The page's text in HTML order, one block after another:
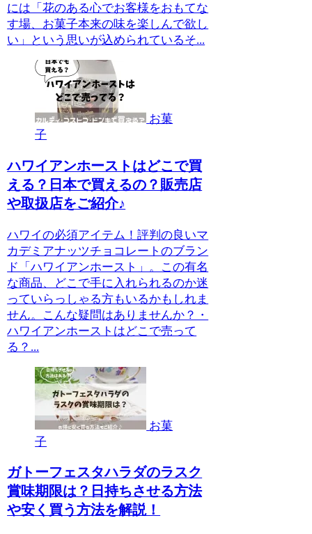
には「花のある心でお客様をおもてな
す場、お菓子本来の味を楽しんで欲し
い」という思いが込められているそ...
お菓
子
ハワイアンホーストはどこで買
える？日本で買えるの？販売店
や取扱店をご紹介♪
ハワイの必須アイテム！評判の良いマ
カデミアナッツチョコレートのブラン
ド「ハワイアンホースト」。この有名
な商品、どこで手に入れられるのか迷
っていらっしゃる方もいるかもしれま
せん。こんな疑問はありませんか？・
ハワイアンホーストはどこで売って
る？...
お菓
子
ガトーフェスタハラダのラスク
賞味期限は？日持ちさせる方法
や安く買う方法を解説！